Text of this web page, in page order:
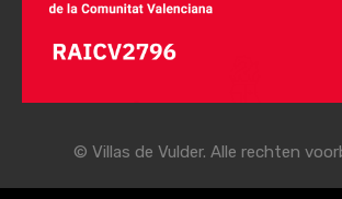
© Villas de Vulder. Alle rechten